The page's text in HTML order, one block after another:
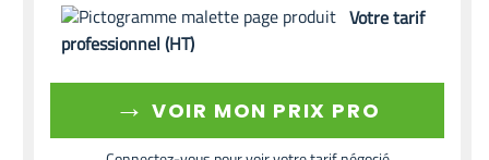
Votre tarif
professionnel (HT)
→ VOIR MON PRIX PRO